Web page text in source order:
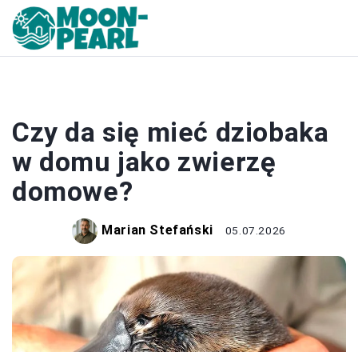
Czy da się mieć dziobaka
w domu jako zwierzę
domowe?
Marian Stefański 05.07.2026